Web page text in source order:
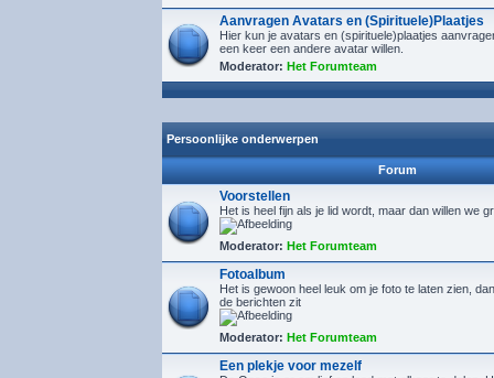
Aanvragen Avatars en (Spirituele)Plaatjes
Hier kun je avatars en (spirituele)plaatjes
een keer een andere avatar willen.
Moderator: Het Forumteam
Persoonlijke onderwerpen
Forum
Voorstellen
Het is heel fijn als je lid wordt, maar dan willen we
Moderator: Het Forumteam
Fotoalbum
Het is gewoon heel leuk om je foto te laten zien,
de berichten zit
Moderator: Het Forumteam
Een plekje voor mezelf